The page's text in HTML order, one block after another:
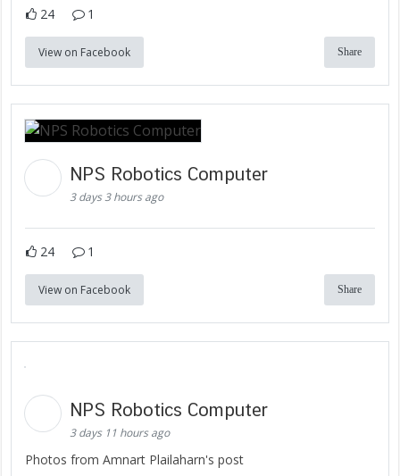
24 1
View on Facebook Share
NPS Robotics Computer
3 days 3 hours ago
24 1
View on Facebook Share
NPS Robotics Computer
3 days 11 hours ago
Photos from Amnart Plailaharn's post